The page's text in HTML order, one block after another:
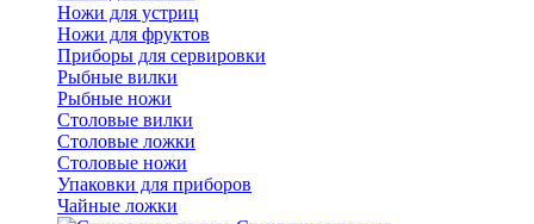
Ножи для устриц
Ножи для фруктов
Приборы для сервировки
Рыбные вилки
Рыбные ножи
Столовые вилки
Столовые ложки
Столовые ножи
Упаковки для приборов
Чайные ложки